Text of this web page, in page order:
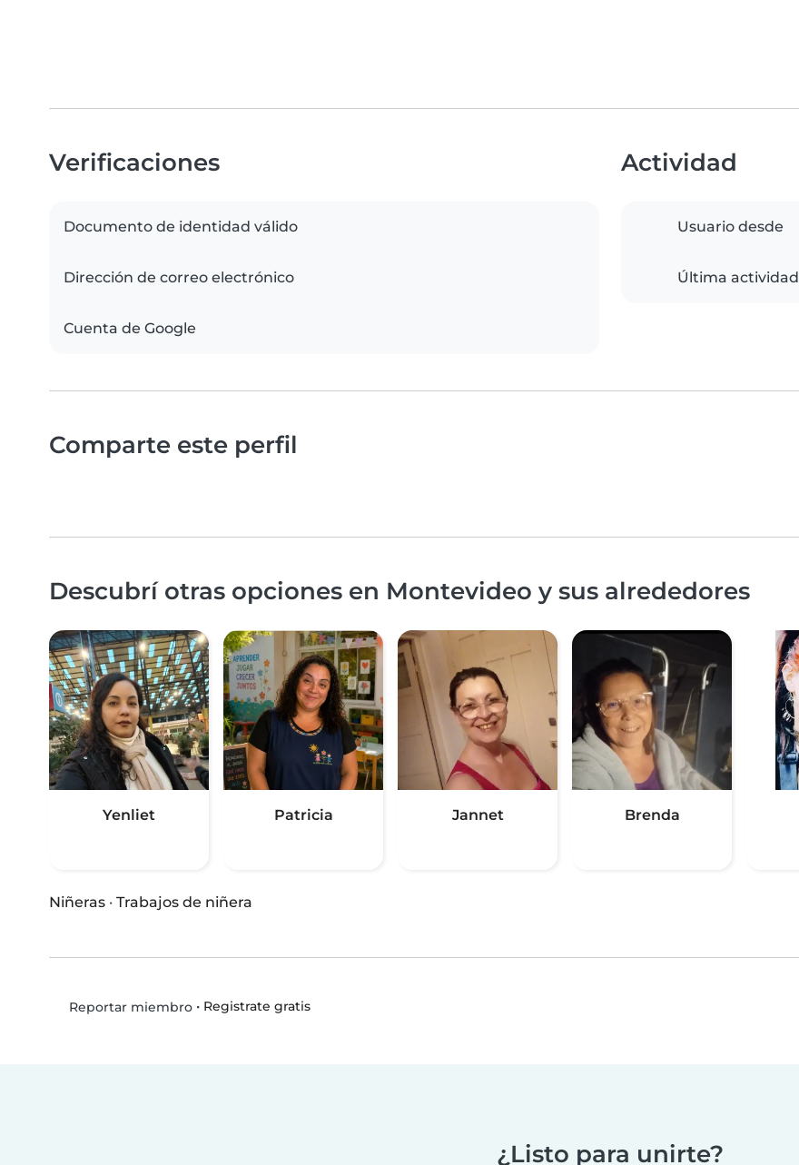
Verificaciones
Documento de identidad válido
Dirección de correo electrónico
Cuenta de Google
Actividad
Usuario desde
Última actividad
Comparte este perfil
Descubrí otras opciones en Montevideo y sus alrededores
Yenliet Patricia Jannet Brenda
Niñeras · Trabajos de niñera
Reportar miembro• Registrate gratis
¿Listo para unirte?